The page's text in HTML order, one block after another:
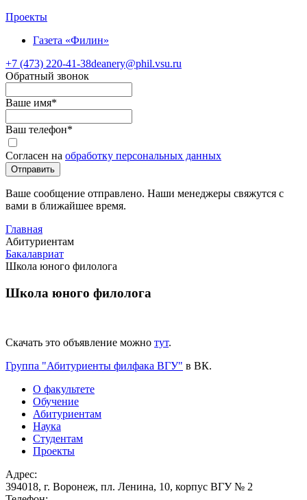
Проекты
Газета «Филин»
+7 (473) 220-41-38deanery@phil.vsu.ru
Обратный звонок
Ваше имя*
Ваш телефон*
Согласен на обработку персональных данных
Отправить
Ваше сообщение отправлено. Наши менеджеры свяжутся с
вами в ближайшее время.
Главная
Абитуриентам
Бакалавриат
Школа юного филолога
Школа юного филолога
Скачать это объявление можно тут.
Группа "Абитуриенты филфака ВГУ" в ВК.
О факультете
Обучение
Абитуриентам
Наука
Студентам
Проекты
Адрес:
394018, г. Воронеж, пл. Ленина, 10, корпус ВГУ № 2